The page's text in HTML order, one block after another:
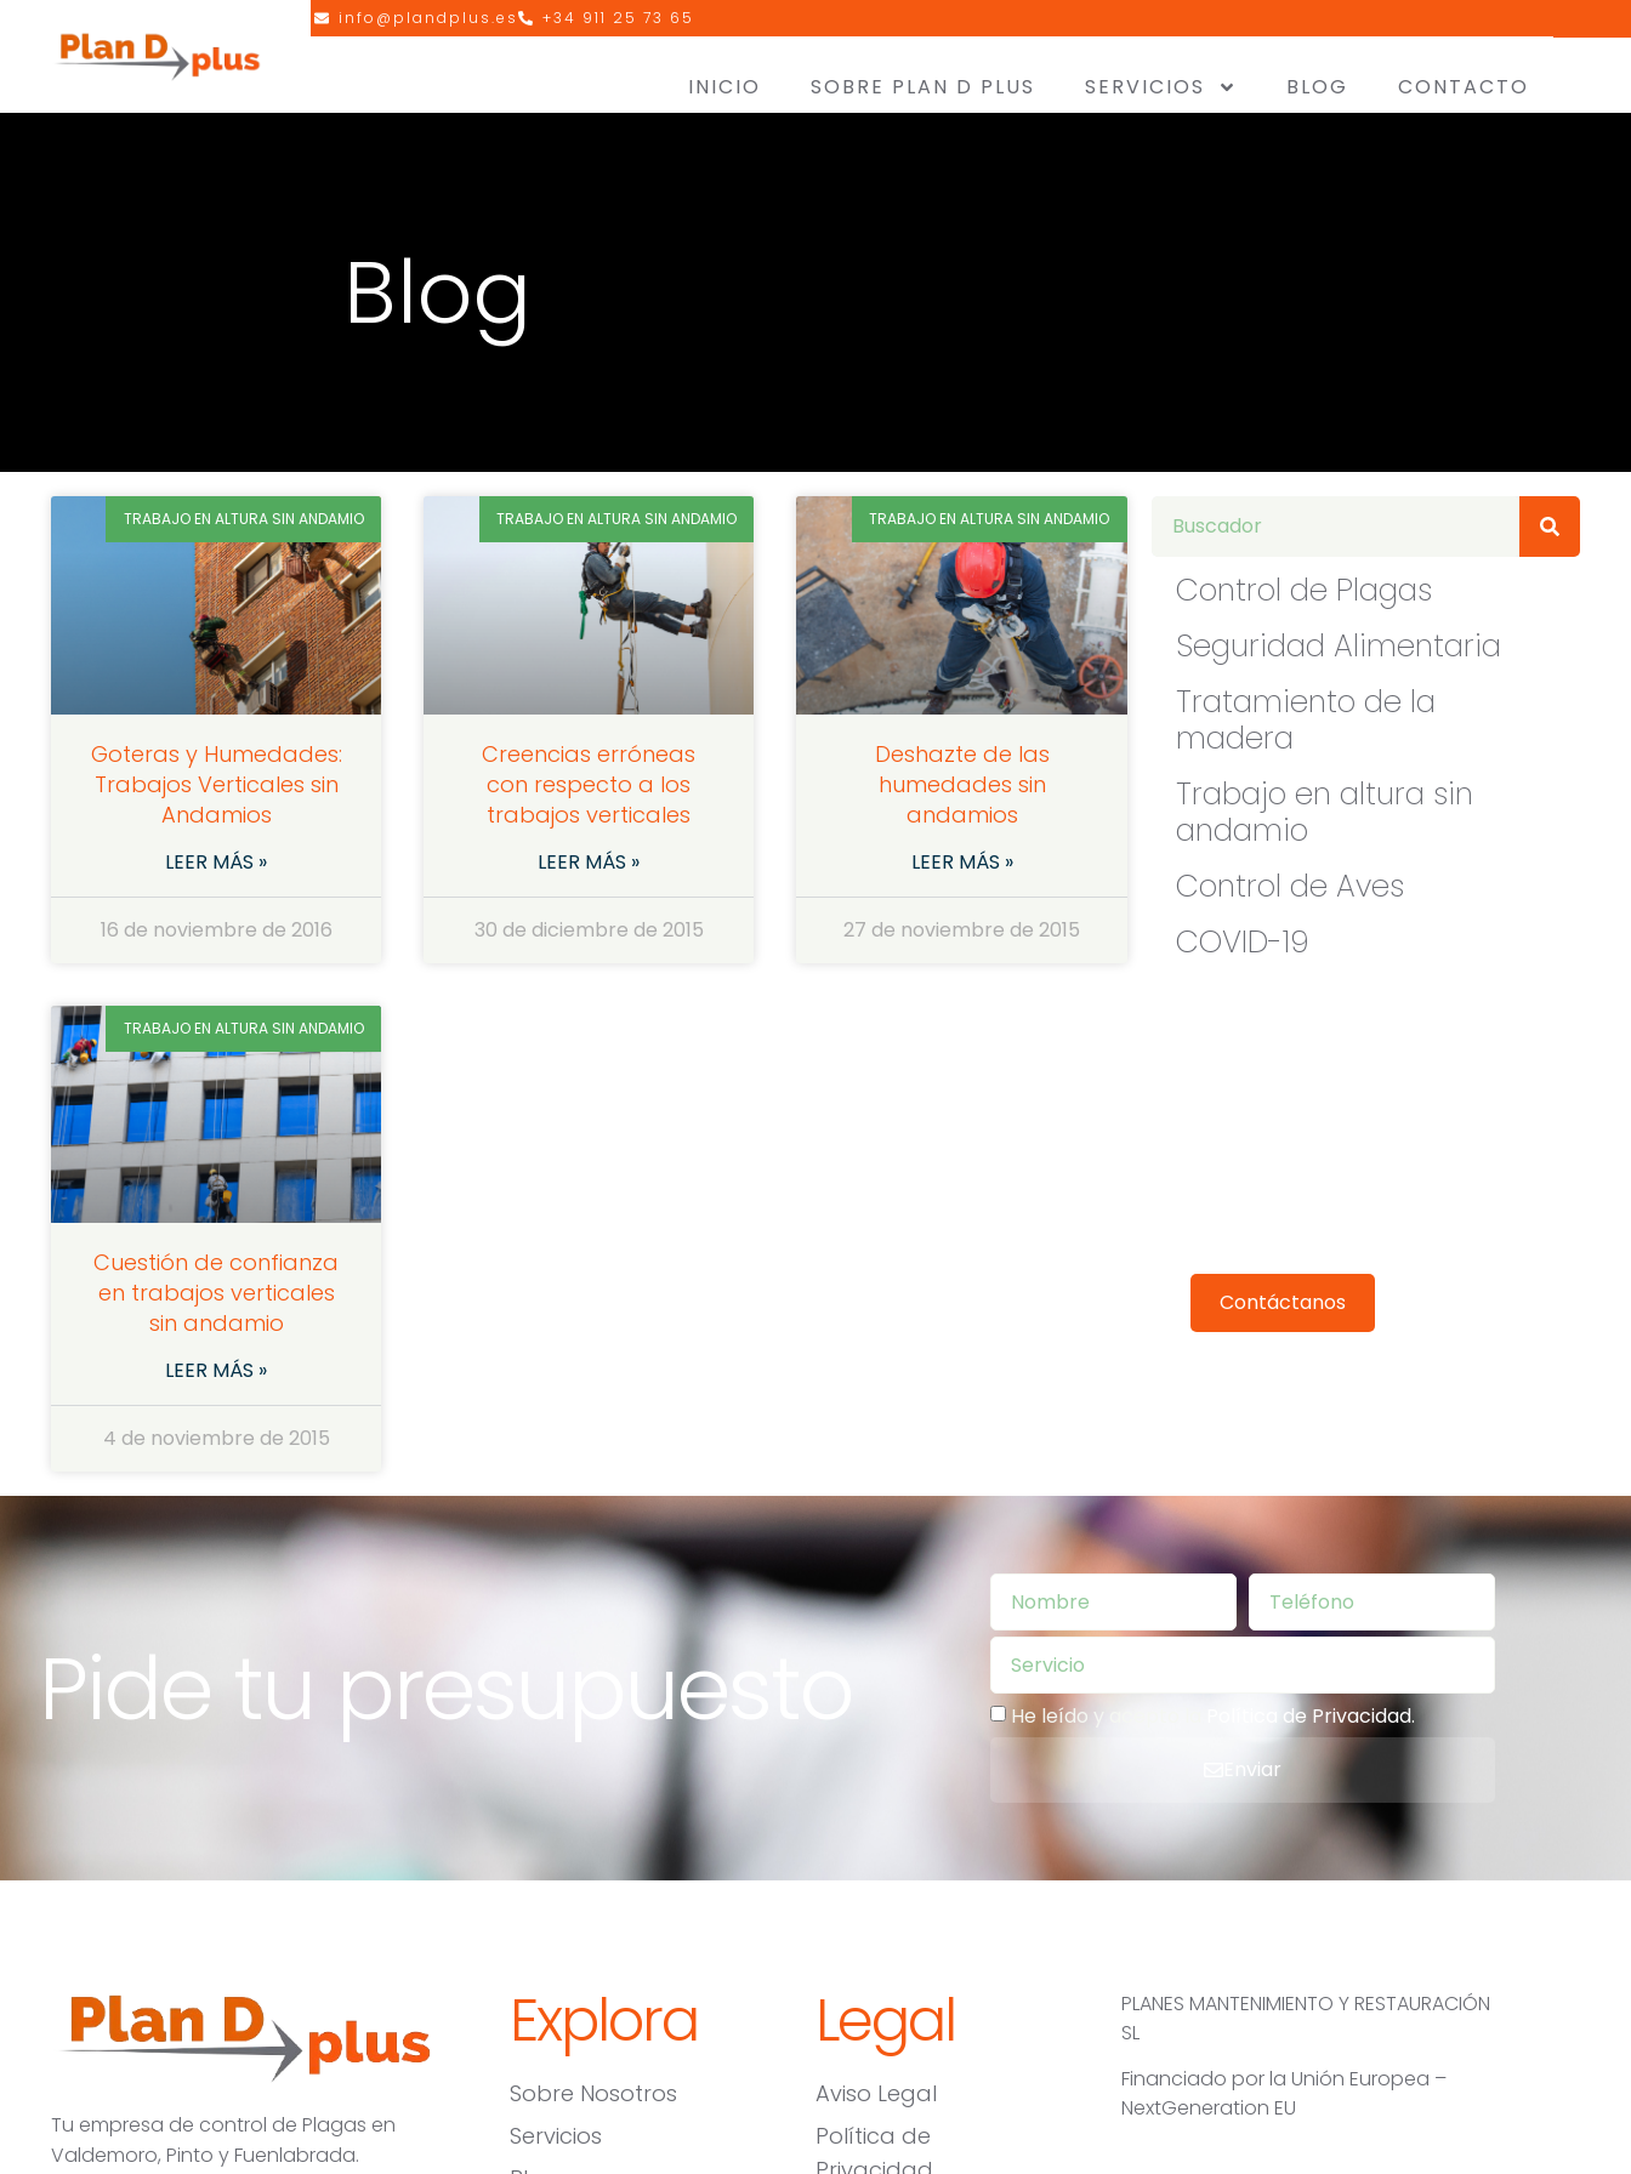
info@plandplus.es +34 911 25 73 65
INICIO SOBRE PLAN D PLUS SERVICIOS BLOG CONTACTO
Blog
TRABAJO EN ALTURA SIN ANDAMIO
Goteras y Humedades:
Trabajos Verticales sin
Andamios
LEER MÁS »
16 de noviembre de 2016
TRABAJO EN ALTURA SIN ANDAMIO
Creencias erróneas
con respecto a los
trabajos verticales
LEER MÁS »
30 de diciembre de 2015
TRABAJO EN ALTURA SIN ANDAMIO
Deshazte de las
humedades sin
andamios
LEER MÁS »
27 de noviembre de 2015
TRABAJO EN ALTURA SIN ANDAMIO
Cuestión de confianza
en trabajos verticales
sin andamio
LEER MÁS »
4 de noviembre de 2015
Control de Plagas
Seguridad Alimentaria
Tratamiento de la
madera
Trabajo en altura sin
andamio
Control de Aves
COVID-19
Contáctanos
Pide tu presupuesto He leído y acepto la Política de Privacidad.
Enviar
Tu empresa de control de Plagas en
Valdemoro, Pinto y Fuenlabrada.
Explora
Sobre Nosotros
Servicios
Legal
Aviso Legal
Política de
PLANES MANTENIMIENTO Y RESTAURACIÓN
SL
Financiado por la Unión Europea –
NextGeneration EU